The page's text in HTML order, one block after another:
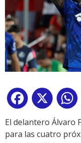
Facebook
X
El delantero Álvaro
para las cuatro